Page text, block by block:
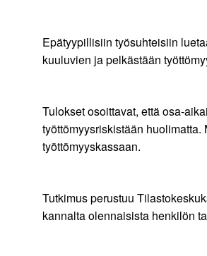
Epätyypillisiin työsuhteisiin
kuuluvien ja pelkästään
Tulokset osoittavat, että osa-
työttömyysriskistään
työttömyyskassaan.
Tutkimus perustuu
kannalta olennaisista henkilön